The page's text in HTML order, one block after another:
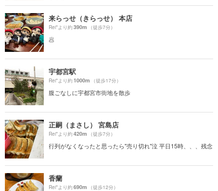
来らっせ（きらっせ） 本店
Rei*より約390m （徒歩7分）
🥟
宇都宮駅
Rei*より約1000m （徒歩17分）
腹ごなしに宇都宮市街地を散歩
正嗣（まさし） 宮島店
Rei*より約420m （徒歩7分）
行列がなくなったと思ったら"売り切れ"泣 平日15時、、、残念
香蘭
Rei*より約690m （徒歩12分）